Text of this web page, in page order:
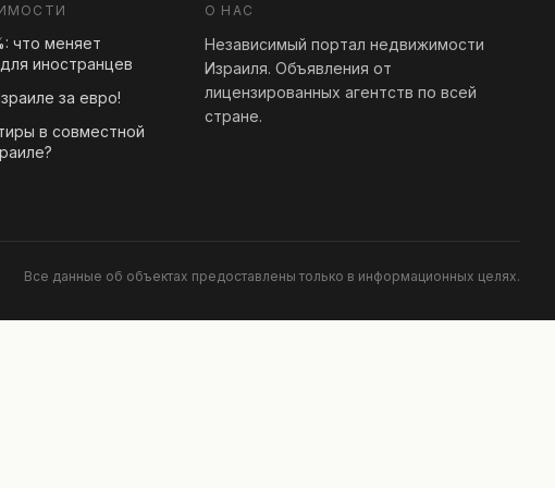
что меняет
иностранцев
за евро!
в совместной
О НАС
Независимый портал недвижимости
Израиля. Объявления от
лицензированных агентств по всей
стране.
Все данные об объектах предоставлены только в информационных целях.